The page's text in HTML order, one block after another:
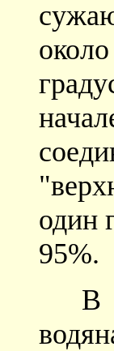
один
95%.
В